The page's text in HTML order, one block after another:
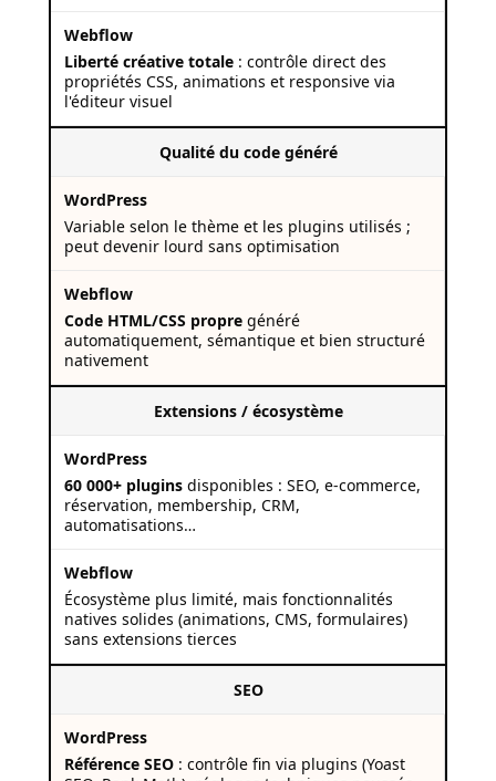
Liberté créative totale : contrôle direct des
propriétés CSS, animations et responsive via
l'éditeur visuel
Qualité du code généré
Variable selon le thème et les plugins utilisés ;
peut devenir lourd sans optimisation
Code HTML/CSS propre généré
automatiquement, sémantique et bien structuré
nativement
Extensions / écosystème
60 000+ plugins disponibles : SEO, e-commerce,
réservation, membership, CRM,
automatisations…
Écosystème plus limité, mais fonctionnalités
natives solides (animations, CMS, formulaires)
sans extensions tierces
SEO
Référence SEO : contrôle fin via plugins (Yoast